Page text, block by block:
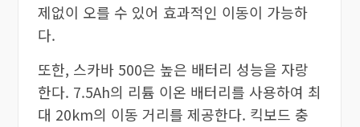
제없이 오를 수 있어 효과적인 이동이 가능하
다.
또한, 스카바 500은 높은 배터리 성능을 자랑
한다. 7.5Ah의 리튬 이온 배터리를 사용하여 최
대 20km의 이동 거리를 제공한다. 킥보드 충